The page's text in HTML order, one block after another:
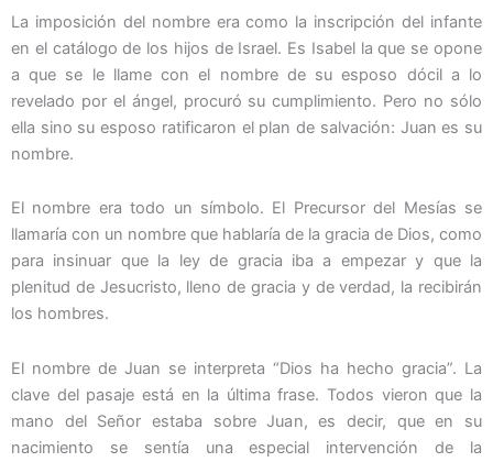
La imposición del nombre era como la inscripción del infante
en el catálogo de los hijos de Israel. Es Isabel la que se opone
a que se le llame con el nombre de su esposo dócil a lo
revelado por el ángel, procuró su cumplimiento. Pero no sólo
ella sino su esposo ratificaron el plan de salvación: Juan es su
nombre.
El nombre era todo un símbolo. El Precursor del Mesías se
llamaría con un nombre que hablaría de la gracia de Dios, como
para insinuar que la ley de gracia iba a empezar y que la
plenitud de Jesucristo, lleno de gracia y de verdad, la recibirán
los hombres.
El nombre de Juan se interpreta “Dios ha hecho gracia”. La
clave del pasaje está en la última frase. Todos vieron que la
mano del Señor estaba sobre Juan, es decir, que en su
nacimiento se sentía una especial intervención de la